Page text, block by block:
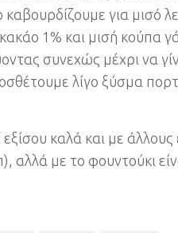
για μισό
1% και μισή κούπα
συνεχώς μέχρι να
λίγο ξύσμα
εξίσου καλά και με
αλλά με το φουντούκι